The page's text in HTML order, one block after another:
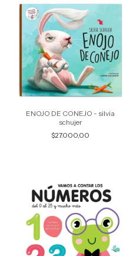
ENOJO DE CONEJO - silvia
schujer
$27.000,00